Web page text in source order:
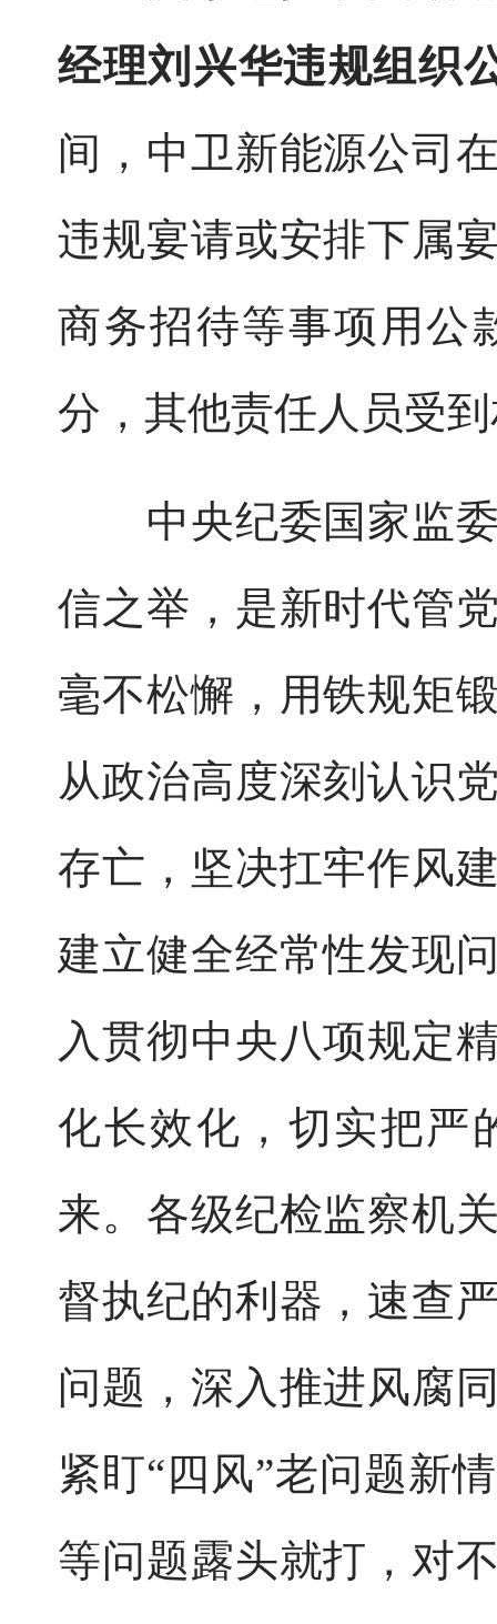
经理刘兴华违规组织
间，中卫新能源公司
违规宴请或安排下属
商务招待等事项用公
分，其他责任人员受
中央纪委国家监委
信之举，是新时代管
毫不松懈，用铁规矩
从政治高度深刻认识
存亡，坚决扛牢作风
建立健全经常性发现
入贯彻中央八项规定
化长效化，切实把严
来。各级纪检监察机
督执纪的利器，速查
问题，深入推进风腐
紧盯“四风”老问题新
等问题露头就打，对